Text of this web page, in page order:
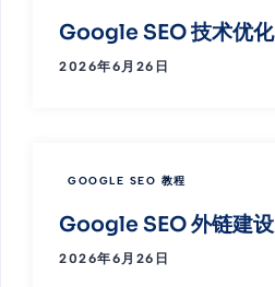
Google SEO 技术优化
2026年6月26日
GOOGLE SEO 教程
Google SEO 外链建设
2026年6月26日